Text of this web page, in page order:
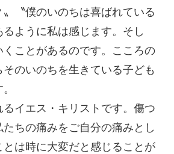
〝僕のいのちは喜ばれている
ように私は感じます。そし
ことがあるのです。こころの
のいのちを生きている子ども
イエス・キリストです。傷つ
ちの痛みをご自分の痛みとし
は時に大変だと感じることが